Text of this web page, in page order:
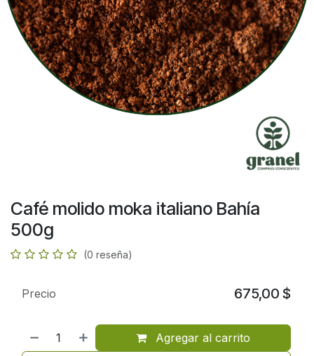
Café molido moka italiano Bahía
500g
(0 reseña)
Agregar al carrito
Precio 675,00 $